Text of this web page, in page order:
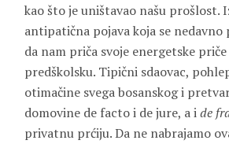
kao što je uništavao našu prošlost.
antipatična pojava koja se
da nam priča svoje energetske
predškolsku. Tipični sdaovac,
otimačine svega bosanskog i
domovine de facto i de jure, a ide
privatnu prćiju. Da ne nabrajamo